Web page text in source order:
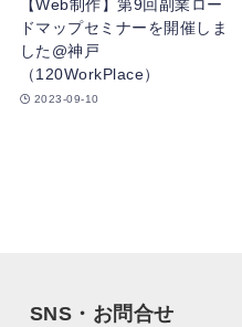
【Web制作】第9回副業ロー
ドマップセミナーを開催しま
した@神戸
（120WorkPlace）
2023-09-10
SNS・お問合せ